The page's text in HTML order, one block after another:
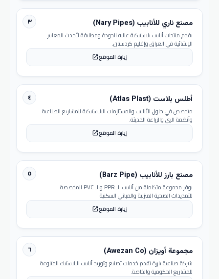
٣ مصنع ناري للأنابيب (Nary Pipes)
يقدم منتجات أنابيب بلاستيكية عالية الجودة ومطابقة لأحدث المعايير
الإنشائية في العراق وإقليم كردستان.
زيارة الموقعopen_in_new
٤ أطلس بلاست (Atlas Plast)
متخصص في حلول الأنابيب والمستلزمات البلاستيكية للمشاريع الصناعية
وأنظمة الري والزراعة الحديثة.
زيارة الموقعopen_in_new
٥ مصنع بارز للأنابيب (Barz Pipe)
يوفر مجموعة متكاملة من أنابيب الـ PPR والـ PVC المخصصة
للتمديدات الصحية المنزلية والمباني السكنية.
زيارة الموقعopen_in_new
٦ مجموعة أويزان (Awezan Co)
شركة صناعية بارزة تقدم خدمات تصنيع وتوريد أنابيب البلاستيك المتنوعة
للمشاريع الحكومية والخاصة.